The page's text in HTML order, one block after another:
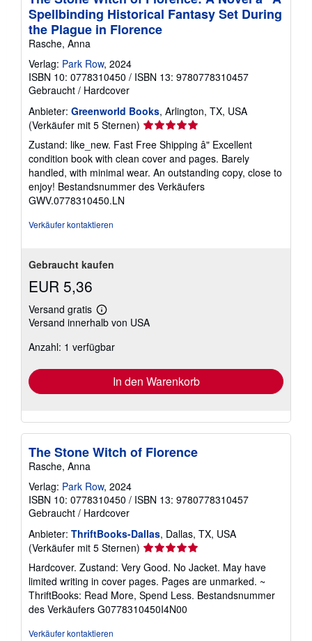
Spellbinding Historical Fantasy Set During
the Plague in Florence
Rasche, Anna
Verlag: Park Row, 2024
ISBN 10: 0778310450 / ISBN 13: 9780778310457
Gebraucht / Hardcover
Anbieter: Greenworld Books, Arlington, TX, USA
(Verkäufer mit 5 Sternen) Verkäuferbewertung
von
5
Sternen
Zustand: like_new. Fast Free Shipping â" Excellent
condition book with clean cover and pages. Barely
handled, with minimal wear. An outstanding copy, close to
enjoy! Bestandsnummer des Verkäufers
GWV.0778310450.LN
Verkäufer kontaktieren
Gebraucht kaufen
EUR 5,36
Versand gratis
Weitere
Informationen
Versandkosten
Versand innerhalb von USA
Anzahl: 1 verfügbar
In den Warenkorb
The Stone Witch of Florence
Rasche, Anna
Verlag: Park Row, 2024
ISBN 10: 0778310450 / ISBN 13: 9780778310457
Gebraucht / Hardcover
Anbieter: ThriftBooks-Dallas, Dallas, TX, USA
(Verkäufer mit 5 Sternen) Verkäuferbewertung
5
von
5
Sternen
Hardcover. Zustand: Very Good. No Jacket. May have
limited writing in cover pages. Pages are unmarked. ~
ThriftBooks: Read More, Spend Less. Bestandsnummer
des Verkäufers G0778310450I4N00
Verkäufer kontaktieren